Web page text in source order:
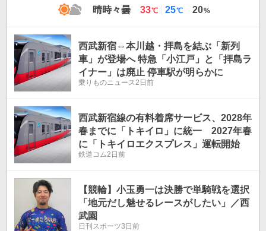
晴時々曇
最
温
33℃
最
温
25℃ 20%
西武新宿⇔本川越・拝島を結ぶ「新列
車」が登場へ 特急「小江戸」と「拝島ラ
イナー」は廃止 停車駅が明らかに
乗りものニュース 2日前
西武新宿線の有料着席サービス、2028年
春までに「トキイロ」に統一 2027年春
に「トキイロエクスプレス」運転開始
鉄道コム 2日前
【競輪】小玉勇一は決勝で単騎戦を選択
「地元だし魅せるレースがしたい」／西
武園
日刊スポーツ3日前